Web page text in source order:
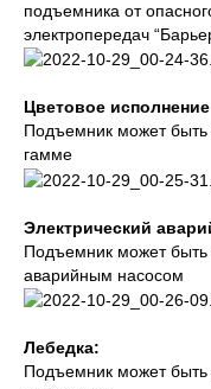
подъемника от
электропередач
Цветовое исполнение
Подъемник может быть
гамме
Электрический
Подъемник может быть
аварийным насосом
Лебедка:
Подъемник может быть